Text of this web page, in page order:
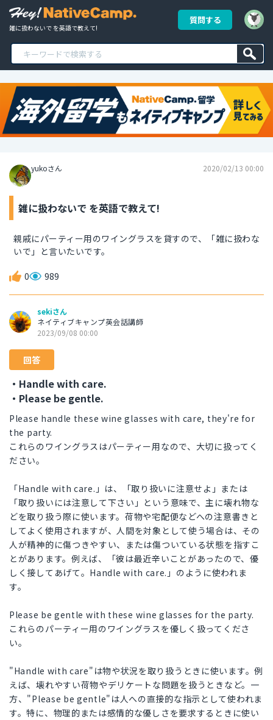
雑に扱わないで を英語で教えて!
質問する
yukoさん 2020/02/13 00:00
雑に扱わないで を英語で教えて!
親戚にパーティー用のワイングラスを貸すので、「雑に扱わな
いで」と言いたいです。
0 989
sekiさん
ネイティブキャンプ英会話講師
2023/09/08 00:00
回答
・Handle with care.
・Please be gentle.
Please handle these wine glasses with care, they're for
the party.
これらのワイングラスはパーティー用なので、大切に扱ってく
ださい。
「Handle with care.」は、「取り扱いに注意せよ」または
「取り扱いには注意して下さい」という意味で、主に壊れ物な
どを取り扱う際に使います。荷物や宅配便などへの注意書きと
してよく使用されますが、人間を対象として使う場合は、その
人が精神的に傷つきやすい、または傷ついている状態を指すこ
とがあります。例えば、「彼は最近辛いことがあったので、優
しく接してあげて。Handle with care.」のように使われま
す。
Please be gentle with these wine glasses for the party.
これらのパーティー用のワイングラスを優しく扱ってくださ
い。
"Handle with care"は物や状況を取り扱うときに使います。例
えば、壊れやすい荷物やデリケートな問題を扱うときなど。一
方、"Please be gentle"は人への直接的な指示として使われま
す。特に、物理的または感情的な優しさを要求するときに使い